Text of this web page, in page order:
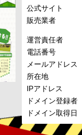
公式サイト
販売業者
運営責任者
電話番号
メールアドレス
所在地
IPアドレス
ドメイン登録者
ドメイン取得日